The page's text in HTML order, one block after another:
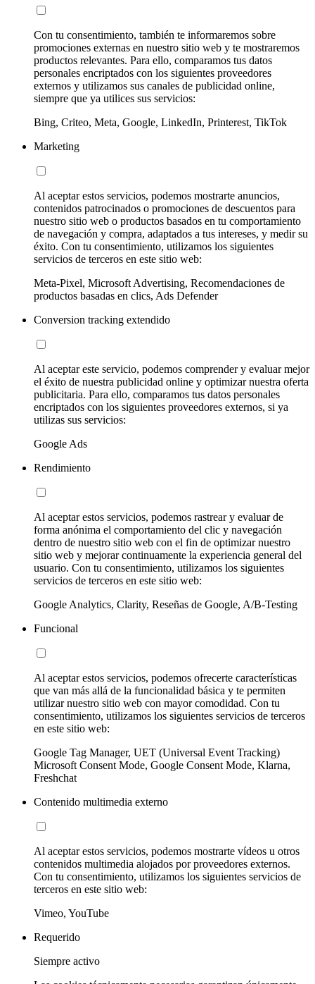
Con tu consentimiento, también te informaremos sobre
promociones externas en nuestro sitio web y te mostraremos
productos relevantes. Para ello, comparamos tus datos
personales encriptados con los siguientes proveedores
externos y utilizamos sus canales de publicidad online,
siempre que ya utilices sus servicios:
Bing, Criteo, Meta, Google, LinkedIn, Printerest, TikTok
Marketing
Al aceptar estos servicios, podemos mostrarte anuncios,
contenidos patrocinados o promociones de descuentos para
nuestro sitio web o productos basados en tu comportamiento
de navegación y compra, adaptados a tus intereses, y medir su
éxito. Con tu consentimiento, utilizamos los siguientes
servicios de terceros en este sitio web:
Meta-Pixel, Microsoft Advertising, Recomendaciones de
productos basadas en clics, Ads Defender
Conversion tracking extendido
Al aceptar este servicio, podemos comprender y evaluar mejor
el éxito de nuestra publicidad online y optimizar nuestra oferta
publicitaria. Para ello, comparamos tus datos personales
encriptados con los siguientes proveedores externos, si ya
utilizas sus servicios:
Google Ads
Rendimiento
Al aceptar estos servicios, podemos rastrear y evaluar de
forma anónima el comportamiento del clic y navegación
dentro de nuestro sitio web con el fin de optimizar nuestro
sitio web y mejorar continuamente la experiencia general del
usuario. Con tu consentimiento, utilizamos los siguientes
servicios de terceros en este sitio web:
Google Analytics, Clarity, Reseñas de Google, A/B-Testing
Funcional
Al aceptar estos servicios, podemos ofrecerte características
que van más allá de la funcionalidad básica y te permiten
utilizar nuestro sitio web con mayor comodidad. Con tu
consentimiento, utilizamos los siguientes servicios de terceros
en este sitio web:
Google Tag Manager, UET (Universal Event Tracking)
Microsoft Consent Mode, Google Consent Mode, Klarna,
Freshchat
Contenido multimedia externo
Al aceptar estos servicios, podemos mostrarte vídeos u otros
contenidos multimedia alojados por proveedores externos.
Con tu consentimiento, utilizamos los siguientes servicios de
terceros en este sitio web:
Vimeo, YouTube
Requerido
Siempre activo